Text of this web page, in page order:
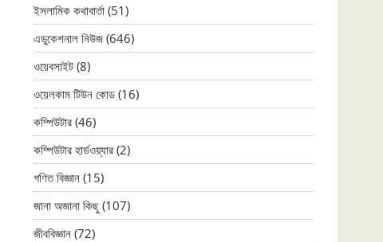
ইসলামিক কথাবার্তা (51)
এডুকেশনাল নিউজ (646)
ওয়েবসাইট (8)
ওয়েলকাম টিউন কোড (16)
কম্পিউটার (46)
কম্পিউটার হার্ডওয়্যার (2)
গণিত বিজ্ঞান (15)
জানা অজানা কিছু (107)
জীববিজ্ঞান (72)